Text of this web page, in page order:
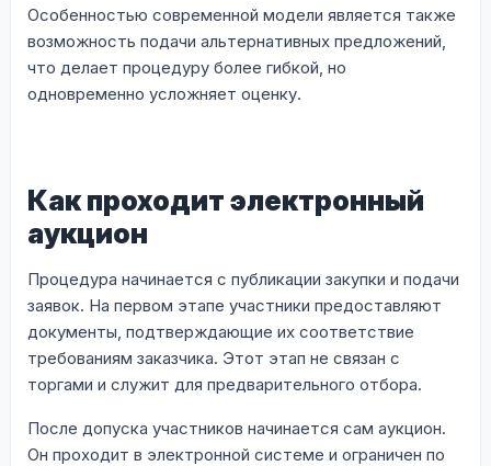
Особенностью современной модели является также
возможность подачи альтернативных предложений,
что делает процедуру более гибкой, но
одновременно усложняет оценку.
Как проходит электронный
аукцион
Процедура начинается с публикации закупки и подачи
заявок. На первом этапе участники предоставляют
документы, подтверждающие их соответствие
требованиям заказчика. Этот этап не связан с
торгами и служит для предварительного отбора.
После допуска участников начинается сам аукцион.
Он проходит в электронной системе и ограничен по